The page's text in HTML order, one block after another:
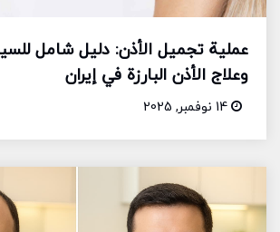
عملية تجميل الأذن: دليل شامل
وعلاج الأذن البارزة في إيران